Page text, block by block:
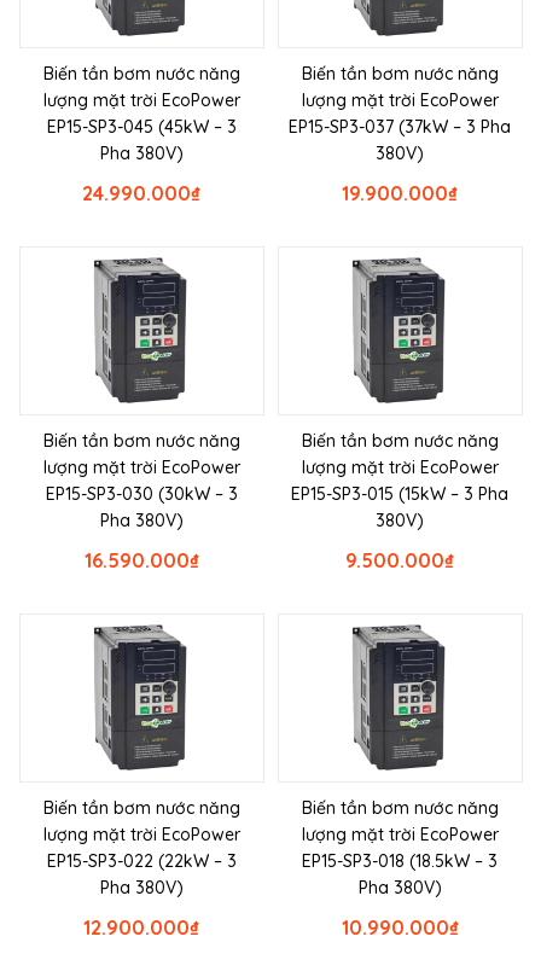
Biến tần bơm nước năng
lượng mặt trời EcoPower
EP15-SP3-045 (45kW – 3
Pha 380V)
₫
24.990.000
Biến tần bơm nước năng
lượng mặt trời EcoPower
EP15-SP3-037 (37kW – 3 Pha
380V)
₫
19.900.000
Biến tần bơm nước năng
lượng mặt trời EcoPower
EP15-SP3-030 (30kW – 3
Pha 380V)
₫
16.590.000
Biến tần bơm nước năng
lượng mặt trời EcoPower
EP15-SP3-015 (15kW – 3 Pha
380V)
₫
9.500.000
Biến tần bơm nước năng
lượng mặt trời EcoPower
EP15-SP3-022 (22kW – 3
Pha 380V)
₫
12.900.000
Biến tần bơm nước năng
lượng mặt trời EcoPower
EP15-SP3-018 (18.5kW – 3
Pha 380V)
₫
10.990.000